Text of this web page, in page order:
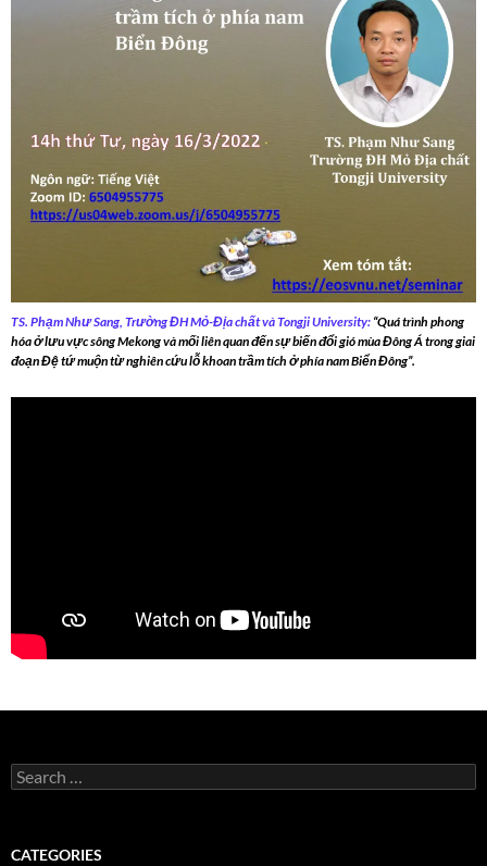
TS. Phạm Như Sang, Trường ĐH Mỏ-Địa chất và Tongji University: “Quá trình phong
hóa ở lưu vực sông Mekong và mối liên quan đến sự biến đổi gió mùa Đông Á trong giai
đoạn Đệ tứ muộn từ nghiên cứu lỗ khoan trầm tích ở phía nam Biển Đông”.
Search
for:
CATEGORIES